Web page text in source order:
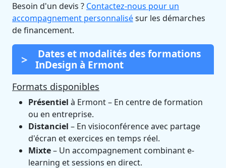
Besoin d'un devis ? Contactez-nous pour un
accompagnement personnalisésur les démarches
de financement.
Dates et modalités des formations
InDesign à Ermont
Formats disponibles
Présentiel à Ermont – En centre de formation
ou en entreprise.
Distanciel – En visioconférence avec partage
d'écran et exercices en temps réel.
Mixte– Un accompagnement combinant e-
learning et sessions en direct.